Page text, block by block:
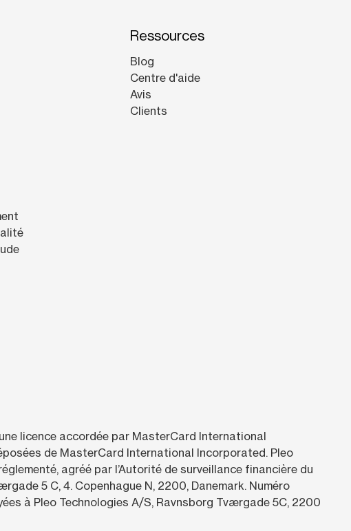
Ressources
Blog
Centre d'aide
Avis
Clients
licence accordée par MasterCard International
de MasterCard International Incorporated. Pleo
agréé par l’Autorité de surveillance financière du
5 C, 4. Copenhague N, 2200, Danemark. Numéro
à Pleo Technologies A/S, Ravnsborg Tværgade 5C, 2200